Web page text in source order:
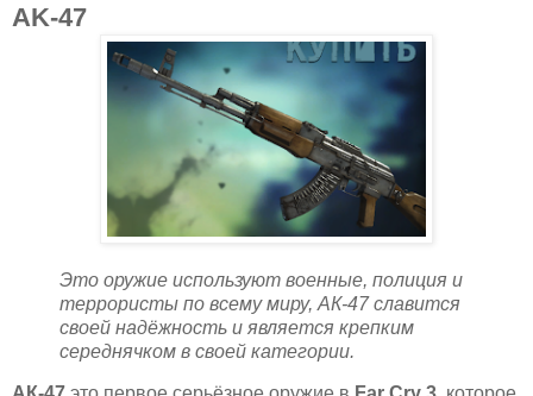
AK-47
Это оружие используют военные, полиция и
террористы по всему миру, АК-47 славится
своей надёжность и является крепким
середнячком в своей категории.